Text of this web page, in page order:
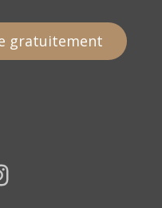
gratuitement